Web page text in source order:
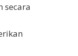
secara